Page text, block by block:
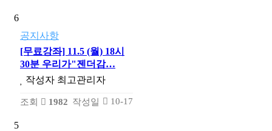
6
공지사항
[무료강좌] 11.5 (월) 18시
30분 우리가"젠더감…
작성자 최고관리자
조회 1982 작성일 10-17
5